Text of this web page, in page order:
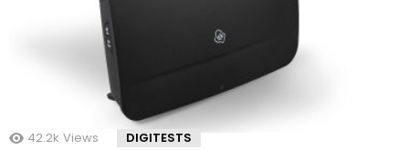
42.2k Views DIGITESTS